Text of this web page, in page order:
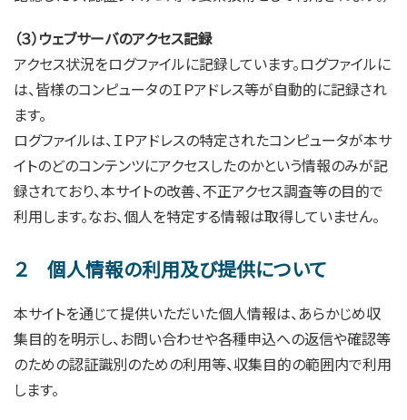
（３）ウェブサーバのアクセス記録
アクセス状況をログファイルに記録しています。ログファイルに
は、皆様のコンピュータのＩＰアドレス等が自動的に記録され
ます。
ログファイルは、ＩＰアドレスの特定されたコンピュータが本サ
イトのどのコンテンツにアクセスしたのかという情報のみが記
録されており、本サイトの改善、不正アクセス調査等の目的で
利用します。なお、個人を特定する情報は取得していません。
２ 個人情報の利用及び提供について
本サイトを通じて提供いただいた個人情報は、あらかじめ収
集目的を明示し、お問い合わせや各種申込への返信や確認等
のための認証識別のための利用等、収集目的の範囲内で利用
します。